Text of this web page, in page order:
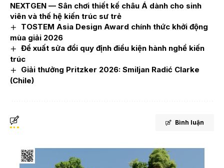
NEXTGEN — Sân chơi thiết kế châu Á dành cho sinh
viên và thế hệ kiến trúc sư trẻ
TOSTEM Asia Design Award chính thức khởi động
mùa giải 2026
Đề xuất sửa đổi quy định điều kiện hành nghề kiến
trúc
Giải thưởng Pritzker 2026: Smiljan Radić Clarke
(Chile)
Bình luận